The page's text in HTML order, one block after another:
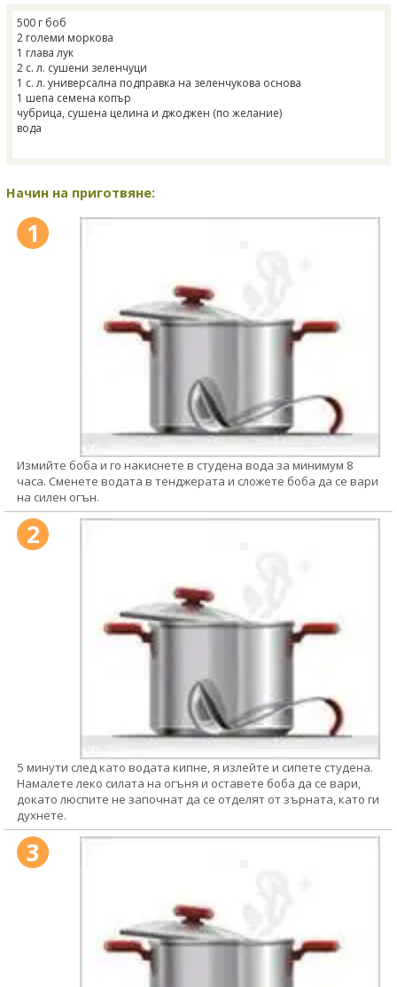
500 г боб
2 големи моркова
1 глава лук
2 с. л. сушени зеленчуци
1 с. л. универсална подправка на зеленчукова основа
1 шепа семена копър
чубрица, сушена целина и джоджен (по желание)
вода
Начин на приготвяне:
1
Измийте боба и го накиснете в студена вода за минимум 8
часа. Сменете водата в тенджерата и сложете боба да се вари
на силен огън.
2
5 минути след като водата кипне, я излейте и сипете студена.
Намалете леко силата на огъня и оставете боба да се вари,
докато люспите не започнат да се отделят от зърната, като ги
духнете.
3